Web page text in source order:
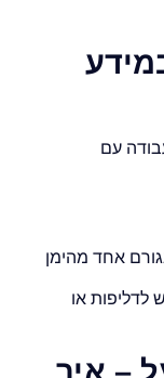
עם
אחד מהימן
לדליפות או